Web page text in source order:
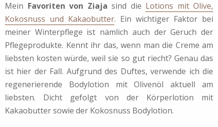
Mein Favoriten von Ziaja sind die Lotions mit Olive,
Kokosnuss und Kakaobutter. Ein wichtiger Faktor bei
meiner Winterpflege ist nämlich auch der Geruch der
Pflegeprodukte. Kennt ihr das, wenn man die Creme am
liebsten kosten würde, weil sie so gut riecht? Genau das
ist hier der Fall. Aufgrund des Duftes, verwende ich die
regenerierende Bodylotion mit Olivenöl aktuell am
liebsten. Dicht gefolgt von der Körperlotion mit
Kakaobutter sowie der Kokosnuss Bodylotion.